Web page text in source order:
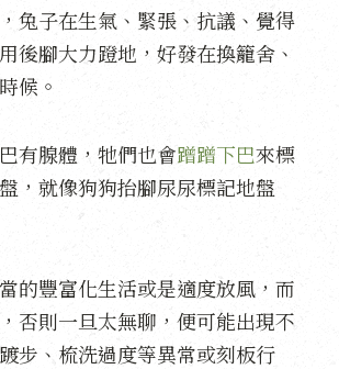
兔子在生氣、緊張、抗議、覺得
後腳大力蹬地，好發在換籠舍、
候。
有腺體，牠們也會蹭蹭下巴來標
，就像狗狗抬腳尿尿標記地盤
的豐富化生活或是適度放風，而
否則一旦太無聊，便可能出現不
步、梳洗過度等異常或刻板行